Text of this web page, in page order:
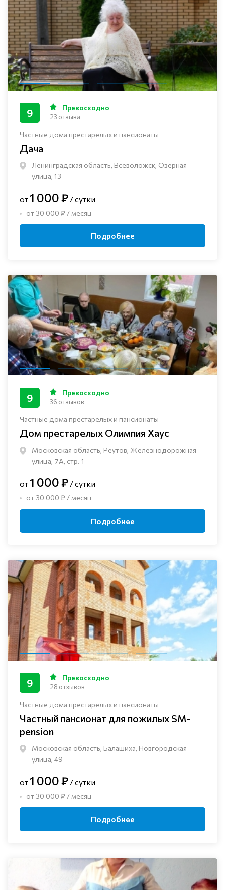
Частные дома престарелых и пансионаты
Дача
Ленинградская область, Всеволожск, Озёрная
улица, 13
9 Превосходно
23 отзыва
от1 000 ₽ / сутки
от 30 000 ₽ / месяц
Подробнее
Частные дома престарелых и пансионаты
Дом престарелых Олимпия Хаус
Московская область, Реутов, Железнодорожная
улица, 7А, стр. 1
9 Превосходно
36 отзывов
от1 000 ₽ / сутки
от 30 000 ₽ / месяц
Подробнее
Частные дома престарелых и пансионаты
Частный пансионат для пожилых SM-
pension
Московская область, Балашиха, Новгородская
улица, 49
9 Превосходно
28 отзывов
от1 000 ₽ / сутки
от 30 000 ₽ / месяц
Подробнее